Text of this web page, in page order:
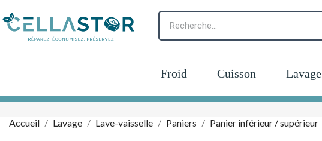
Froid Cuisson Lavage
Accueil Lavage Lave-vaisselle Paniers Panier inférieur / supérieur